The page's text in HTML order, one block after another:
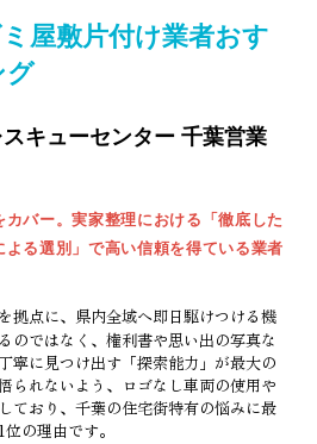
屋敷片付け業者おす
グ
キューセンター 千葉営業
バー。実家整理における「徹底した
る選別」で高い信頼を得ている業者
拠点に、県内全域へ即日駆けつける機
のではなく、権利書や思い出の写真な
寧に見つけ出す「探索能力」が最大の
られないよう、ロゴなし車両の使用や
ており、千葉の住宅街特有の悩みに最
の理由です。